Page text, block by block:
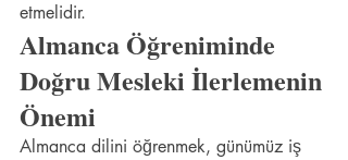
etmelidir.
Almanca Öğreniminde
Doğru Mesleki İlerlemenin
Önemi
Almanca dilini öğrenmek, günümüz iş